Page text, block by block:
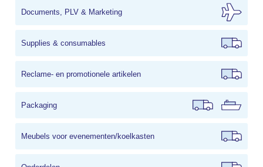
Documents, PLV & Marketing
Supplies & consumables
Reclame- en promotionele artikelen
Packaging
Meubels voor evenementen/koelkasten